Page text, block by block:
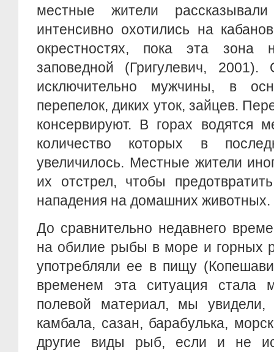
местные жители
интенсивно охотились на
окрестностях, пока эта зона
заповедной (Григулевич, 2001).
исключительно мужчины, в
перепелок, диких уток, зайцев.
консервируют. В горах водятся
количество которых в
увеличилось. Местные жители
их отстрел, чтобы
нападения на домашних животных.
До сравнительно недавнего
на обилие рыбы в море и горных
употребляли ее в пищу
временем эта ситуация стала
полевой материал, мы
камбала, сазан, барабулька,
другие виды рыб, если и не